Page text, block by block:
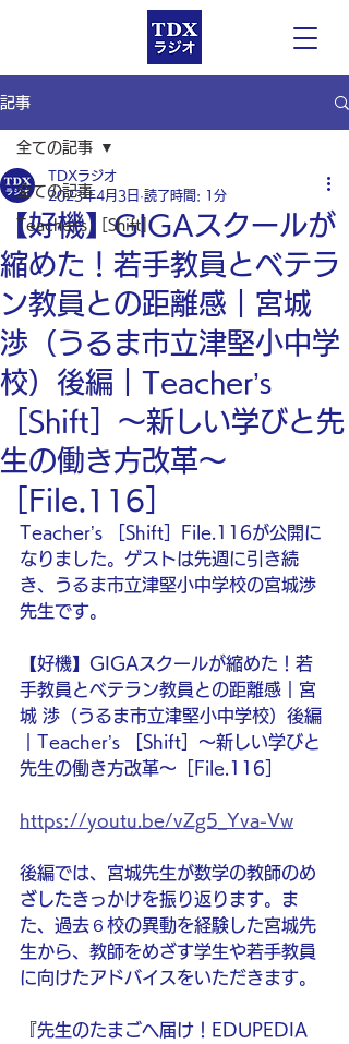
記事
全ての記事
Teacher’s ［Shift］
全ての記事
【好機】GIGAスクールが
縮めた！若手教員とベテラ
ン教員との距離感｜宮城
渉（うるま市立津堅小中学
校）後編｜Teacher’s
［Shift］〜新しい学びと先
生の働き方改革〜
［File.116］
TDXラジオ
2023年4月3日 読了時間: 1分
Teacher’s ［Shift］File.116が公開に
なりました。ゲストは先週に引き続
き、うるま市立津堅小中学校の宮城渉
先生です。
【好機】GIGAスクールが縮めた！若
手教員とベテラン教員との距離感｜宮
城 渉（うるま市立津堅小中学校）後編
｜Teacher’s ［Shift］〜新しい学びと
先生の働き方改革〜［File.116］
https://youtu.be/vZg5_Yva-Vw
後編では、宮城先生が数学の教師のめ
ざしたきっかけを振り返ります。ま
た、過去６校の異動を経験した宮城先
生から、教師をめざす学生や若手教員
に向けたアドバイスをいただきます。
『先生のたまごへ届け！EDUPEDIA